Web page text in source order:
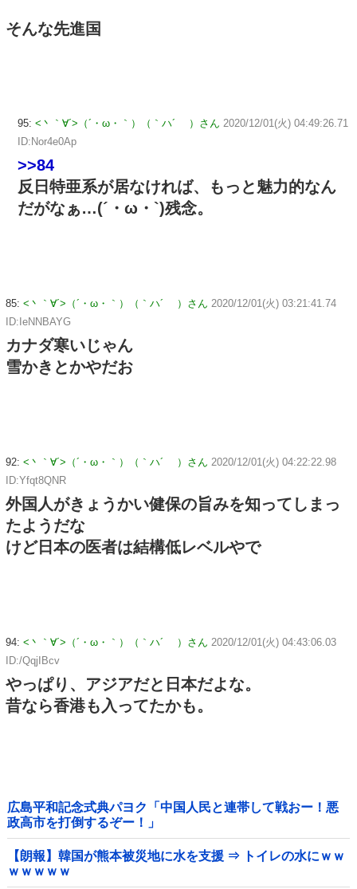
そんな先進国
95: <丶｀∀´>（´・ω・｀）（｀ハ´ ）さん 2020/12/01(火) 04:49:26.71
ID:Nor4e0Ap
>>84
反日特亜系が居なければ、もっと魅力的なん
だがなぁ…(´・ω・`)残念。
85: <丶｀∀´>（´・ω・｀）（｀ハ´ ）さん 2020/12/01(火) 03:21:41.74
ID:IeNNBAYG
カナダ寒いじゃん
雪かきとかやだお
92: <丶｀∀´>（´・ω・｀）（｀ハ´ ）さん 2020/12/01(火) 04:22:22.98
ID:Yfqt8QNR
外国人がきょうかい健保の旨みを知ってしまっ
たようだな
けど日本の医者は結構低レベルやで
94: <丶｀∀´>（´・ω・｀）（｀ハ´ ）さん 2020/12/01(火) 04:43:06.03
ID:/QqjIBcv
やっぱり、アジアだと日本だよな。
昔なら香港も入ってたかも。
広島平和記念式典パヨク「中国人民と連帯して戦おー！悪
政高市を打倒するぞー！」
【朗報】韓国が熊本被災地に水を支援 ⇒ トイレの水にｗｗ
ｗｗｗｗｗ